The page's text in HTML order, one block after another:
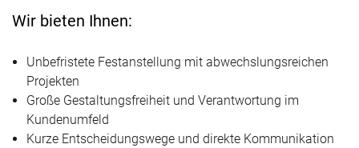
Wir bieten Ihnen:
Unbefristete Festanstellung mit abwechslungsreichen
Projekten
Große Gestaltungsfreiheit und Verantwortung im
Kundenumfeld
Kurze Entscheidungswege und direkte Kommunikation